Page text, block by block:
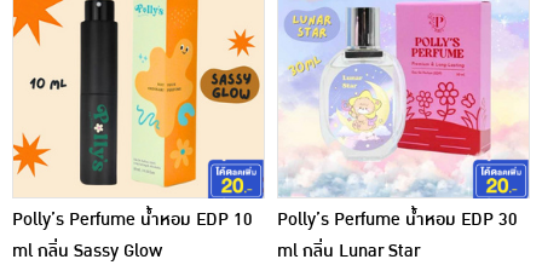
Polly’s Perfume น้ำหอม EDP 10
ml กลิ่น Sassy Glow
Polly’s Perfume น้ำหอม EDP 30
ml กลิ่น Lunar Star